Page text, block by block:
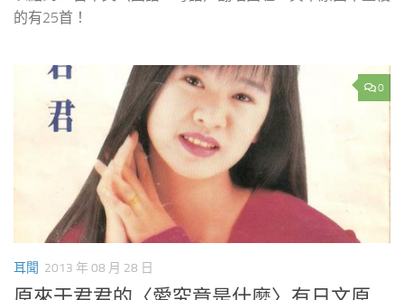
的有25首！
0
耳聞 2013 年 08 月 28 日